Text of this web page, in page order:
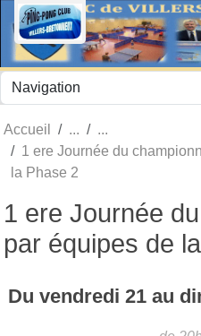
Accueil
1 ere Journée du
la Phase 2
1 ere Journée
par équipes de
Du vendredi 21 au
Panneau de gestion des